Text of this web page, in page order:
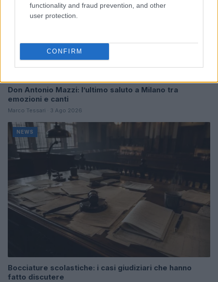
functionality and fraud prevention, and other
user protection.
CONFIRM
Don Antonio Mazzi: l’ultimo saluto a Milano tra
emozioni e canti
Marco Tessari · 3 Ago 2026
NEWS
Bocciature scolastiche: i casi giudiziari che hanno
fatto discutere